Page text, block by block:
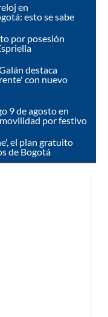
en
esto se sabe
por posesión
destaca
con nuevo
9 de agosto en
por festivo
el plan gratuito
de Bogotá